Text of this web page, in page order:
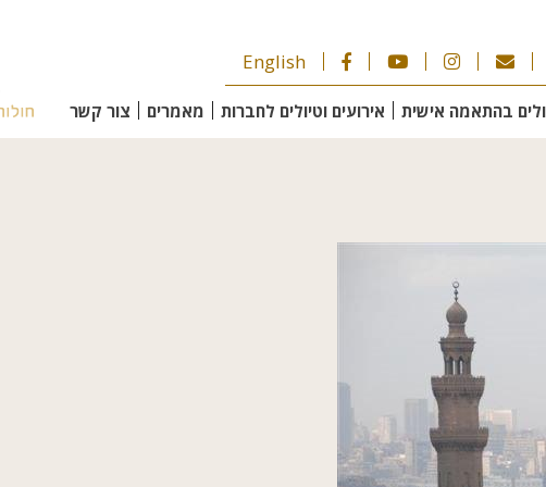
English
בהתאמה אישית אירועים וטיולים לחברות מאמרים צור קשר